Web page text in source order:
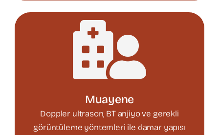
Muayene
Doppler ultrason, BT anjiyo ve gerekli
görüntüleme yöntemleri ile damar yapısı